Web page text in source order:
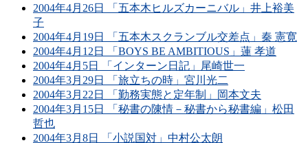
2004年4月26日 「五本木ヒルズカーニバル」井上裕美
子
2004年4月19日 「五本木スクランブル交差点」秦 憲寛
2004年4月12日 「BOYS BE AMBITIOUS」蓮 孝道
2004年4月5日 「インターン日記」尾崎世一
2004年3月29日 「旅立ちの時」宮川光二
2004年3月22日 「勤務実態と定年制」岡本文夫
2004年3月15日 「秘書の陳情－秘書から秘書編」松田
哲也
2004年3月8日 「小説国対」中村公太朗